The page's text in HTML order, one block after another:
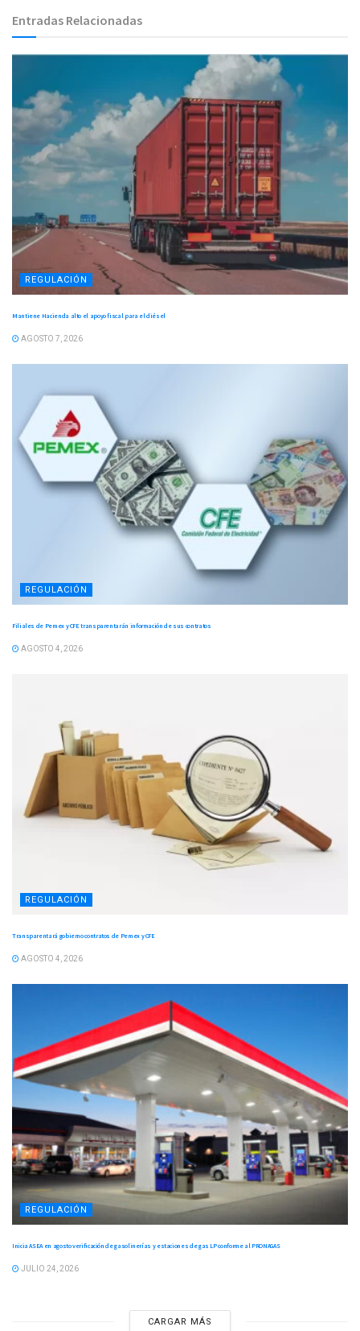
Entradas Relacionadas
REGULACIÓN
Mantiene Hacienda alto el apoyo fiscal para el diésel
AGOSTO 7, 2026
REGULACIÓN
Filiales de Pemex y CFE transparentarán información de sus contratos
AGOSTO 4, 2026
REGULACIÓN
Transparentará gobierno contratos de Pemex y CFE
AGOSTO 4, 2026
REGULACIÓN
Inicia ASEA en agosto verificación de gasolinerías y estaciones de gas LP conforme al PRONAGAS
JULIO 24, 2026
CARGAR MÁS